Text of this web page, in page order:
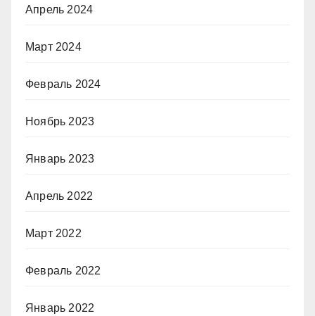
Апрель 2024
Март 2024
Февраль 2024
Ноябрь 2023
Январь 2023
Апрель 2022
Март 2022
Февраль 2022
Январь 2022